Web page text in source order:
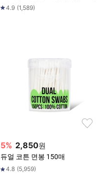
4.9 (1,589)
5% 2,850원
듀얼 코튼 면봉 150매
4.8 (5,959)